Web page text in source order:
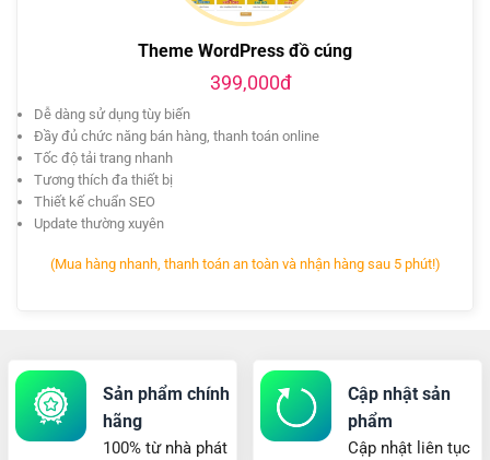
Theme WordPress đồ cúng
399,000đ
Dễ dàng sử dụng tùy biến
Đầy đủ chức năng bán hàng, thanh toán online
Tốc độ tải trang nhanh
Tương thích đa thiết bị
Thiết kế chuẩn SEO
Update thường xuyên
(Mua hàng nhanh, thanh toán an toàn và nhận hàng sau 5 phút!)
Sản phẩm chính
hãng
100% từ nhà phát
Cập nhật sản
phẩm
Cập nhật liên tục